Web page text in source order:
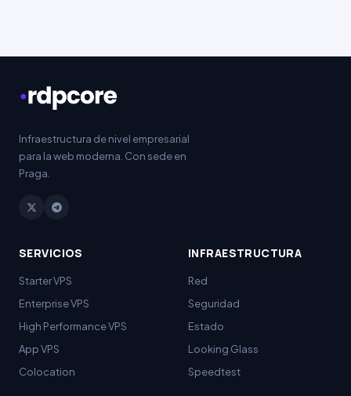
Infraestructura de nivel empresarial
para la web moderna. Con sede en
Praga.
SERVICIOS
Starter VPS
Enterprise VPS
High PerformanceVPS
App VPS
Colocation
INFRAESTRUCTURA
Red
Seguridad
Estado
Looking Glass
Speedtest